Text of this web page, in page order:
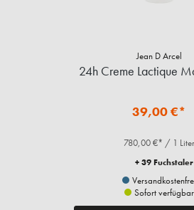
Jean D Arcel
24h Creme Lactique
39,00 €*
780,00 €* / 1 Liter
+ 39 Fuchstaler
Sofort verfügbar